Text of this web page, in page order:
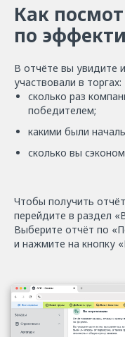
Как
по
В отчёте вы увидите
участвовали в торгах:
сколько раз
победителем;
какими были
сколько вы
Чтобы получить
перейдите в раздел
Выберите отчёт по
и нажмите на кнопку